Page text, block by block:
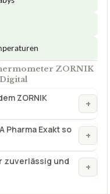
ZORNIK
ZORNIK
+
Pharma Exakt so
+
zuverlässig und
+